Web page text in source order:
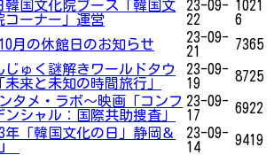
韓国文化院ブース「韓国文
コーナー」運営
23-09-
22
1021
6
月の休館日のお知らせ
23-09-
21
7365
じゅく謎解きワールドタウ
未来と未知の時間旅行」
23-09-
19
8725
タメ・ラボ～映画「コンフ
ンシャル：国際共助捜査」
23-09-
17
6922
年「韓国文化の日」静岡＆
23-09-
14
9419